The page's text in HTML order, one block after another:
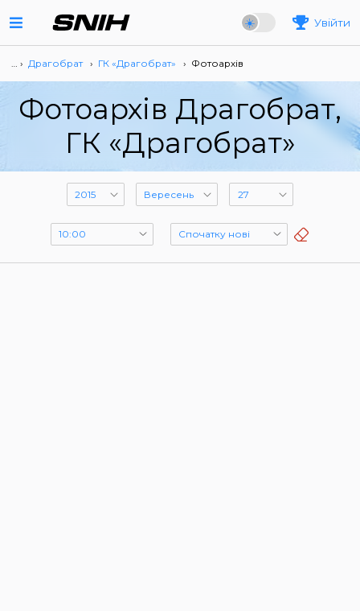
Увійти
… › Драгобрат › ГК «Драгобрат» › Фотоархів
Фотоархів Драгобрат,
ГК «Драгобрат»